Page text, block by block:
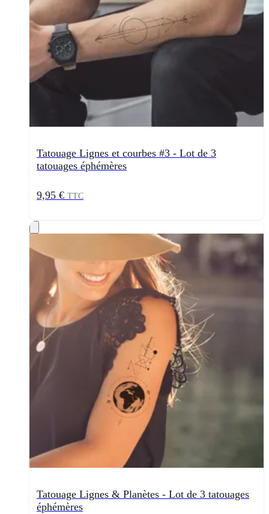
Tatouage Lignes et courbes #3 - Lot de 3
tatouages éphémères
9,95 € TTC
Tatouage Lignes & Planètes - Lot de 3 tatouages
éphémères